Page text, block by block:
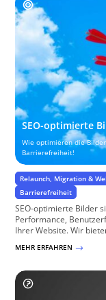
SEO-optimierte
Wie optimieren die
Barrierefreiheit!
Relaunch, Migration &
Barrierefreiheit
SEO-optimierte Bilder
Performance,
Ihrer Website. Wir
MEHR ERFAHREN $